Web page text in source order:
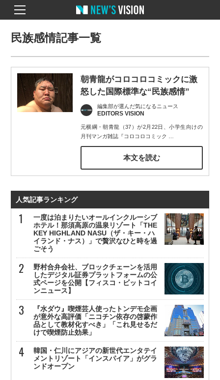
民族感情記事一覧
朝青龍がコロコロコミックに激
怒した国際標準な“民族感情”
編集部が選んだ気になるニュース
EDITORS VISION
元横綱・朝青龍（37）が2月22日、小学生向けの
月刊マンガ雑誌『コロコロコミック
本文を読む
人気記事ランキング
一度は泊まりたいオールインクルーシブ
ホテル！那須高原の温泉リゾート「THE
KEY HIGHLAND NASU（ザ・キー・ハ
イランド・ナス）」で贅沢なひと時を過
ごそう
野村合弁会社、ブロックチェーンを活用
したデジタル証券プラットフォームの公
式ページを公開【フィスコ・ビットコイ
ンニュース】
『水ダウ』喫煙芸人使ったトンデモ企画
が意外な高評価「ニコチン依存の啓蒙作
品として教材化すべき」「これ見せるだ
けで喫煙防止効果」
韓国・仁川にアジアの新世代エンタテイ
メントリゾート「インスパイア」がグラ
ンドオープン